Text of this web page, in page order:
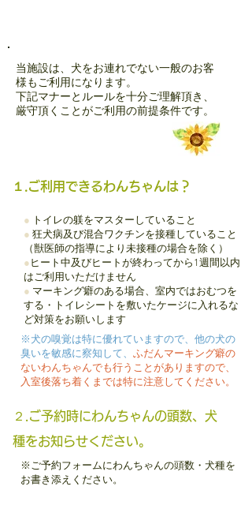
当施設は、犬をお連れでない一般のお客
様もご利用になります。
下記マナーとルールを十分ご理解頂き、
厳守頂くことがご利用の前提条件です。
１.ご利用できるわんちゃんは？
●
トイレの躾をマスターしていること
● 狂犬病及び混合ワクチンを接種していること
（獣医師の指導により未接種の場合を除く）
●ヒート中及びヒートが終わってから1週間以内
はご利用いただけません
● マーキング癖のある場合、室内ではおむつを
する・トイレシートを敷いたケージに入れるな
ど対策をお願いします
※犬の嗅覚は特に優れていますので、他の犬の
臭いを敏感に察知して、 ふだんマーキング癖の
ないわんちゃんでも行うことがありますので、
入室後落ち着くまでは特に注意してください。
２.ご予約時にわんちゃんの頭数、犬
種をお知らせください。
※ご予約フォームにわんちゃんの頭数・犬種を
お書き添えください。